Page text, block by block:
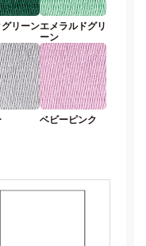
リーンエメラルドグリ
ーン
ベビーピンク